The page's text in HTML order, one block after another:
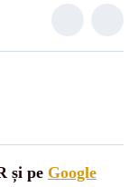
și pe Google